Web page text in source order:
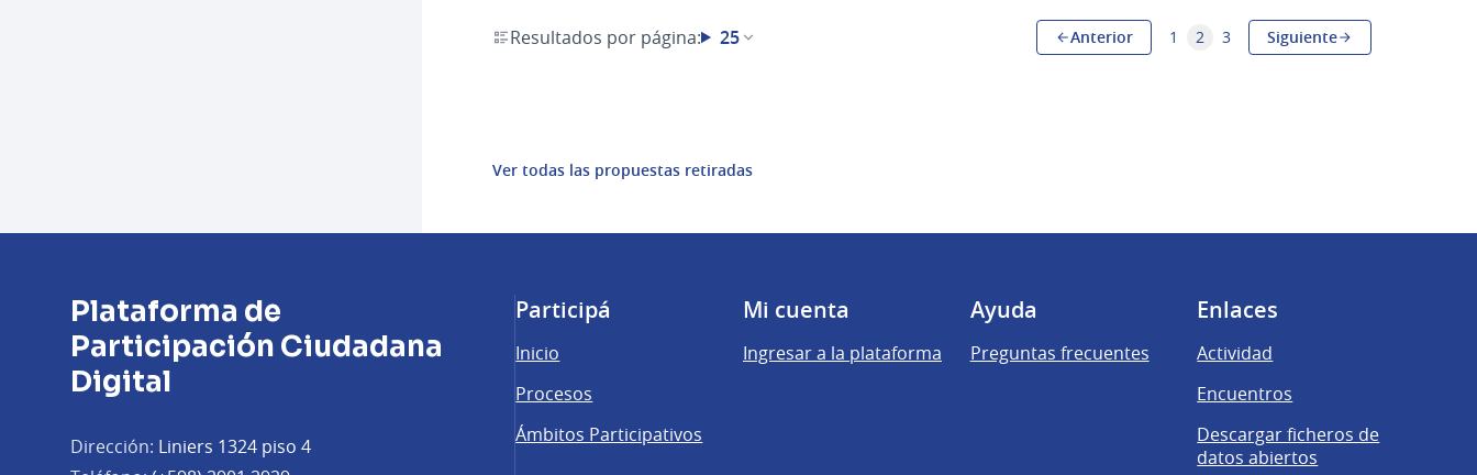
Resultados por página: 25 Anterior 1 2 3 Siguiente
Ver todas las propuestas retiradas
Plataforma de
Participación Ciudadana
Digital
Dirección: Liniers 1324 piso 4
Participá
Inicio
Procesos
Ámbitos Participativos
Mi cuenta
Ingresar a la plataforma
Ayuda
Preguntas frecuentes
Enlaces
Actividad
Encuentros
Descargar ficheros de
datos abiertos